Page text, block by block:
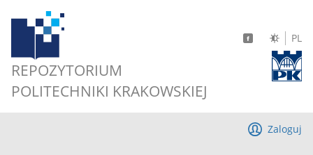
REPOZYTORIUM
POLITECHNIKI KRAKOWSKIEJ
PL
Zaloguj